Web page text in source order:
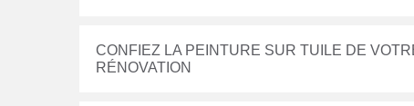
CONFIEZ LA PEINTURE SUR TUILE DE
RÉNOVATION